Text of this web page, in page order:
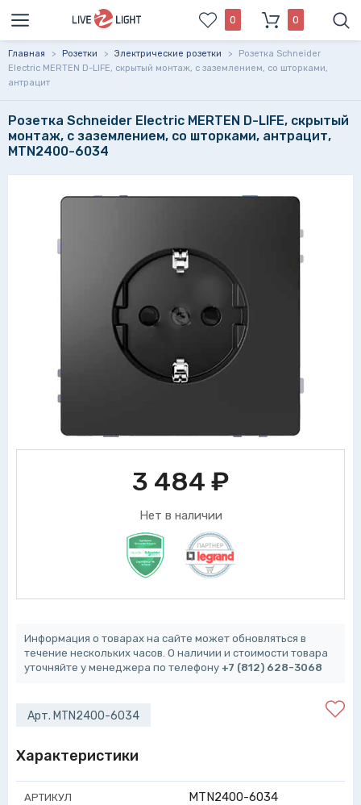
0 0
Главная > Розетки > Электрические розетки >
Розетка Schneider
Electric MERTEN D-LIFE, скрытый монтаж, с заземлением, со шторками,
антрацит
Розетка Schneider Electric MERTEN D-LIFE, скрытый
монтаж, с заземлением, со шторками, антрацит,
MTN2400-6034
3 484 ₽
Нет в наличии
Информация о товарах на сайте может обновляться в
течение нескольких часов. О наличии и стоимости товара
уточняйте у менеджера по телефону +7 (812) 628-3068
Арт. MTN2400-6034
Характеристики
АРТИКУЛ MTN2400-6034